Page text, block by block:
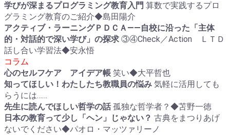
学びが深まるプログラミング教育入門 算数で実践するプロ
グラミング教育のご紹介◆島田陽介
アクティブ・ラーニングＰＤＣＡ――自校に沿った「主体
的・対話的で深い学び」の探求 ③④Check／Action ＬＴＤ
話し合い学習法◆安永悟
コラム
心のセルフケア アイデア帳 笑い◆大平哲也
知ってほしい！わたしたち教職員の悩み 気軽に活用しても
らうには……
先生に読んでほしい哲学の話孤独な哲学者？◆苫野一徳
日本の教育って少し「ヘン」じゃない？ 古典をまつりあげ
ないでください◆パオロ・マッツァリーノ